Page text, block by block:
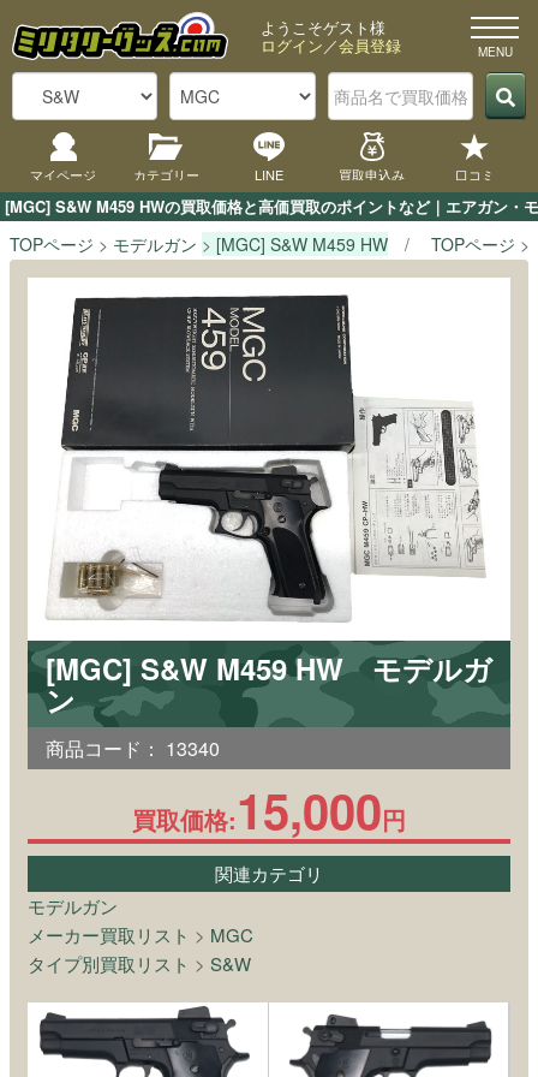
[MGC] S&W M459 HWの買取価格と高価買取のポイントなど｜エアガン・
ようこそゲスト様
ログイン／会員登録
マイページ カテゴリー LINE 買取申込み 口コミ
TOPページ モデルガン [MGC] S&W M459 HW TOPページ
[MGC] S&W M459 HW モデルガ
ン
商品コード： 13340
買取価格:15,000円
関連カテゴリ
モデルガン
メーカー買取リスト > MGC
タイプ別買取リスト > S&W